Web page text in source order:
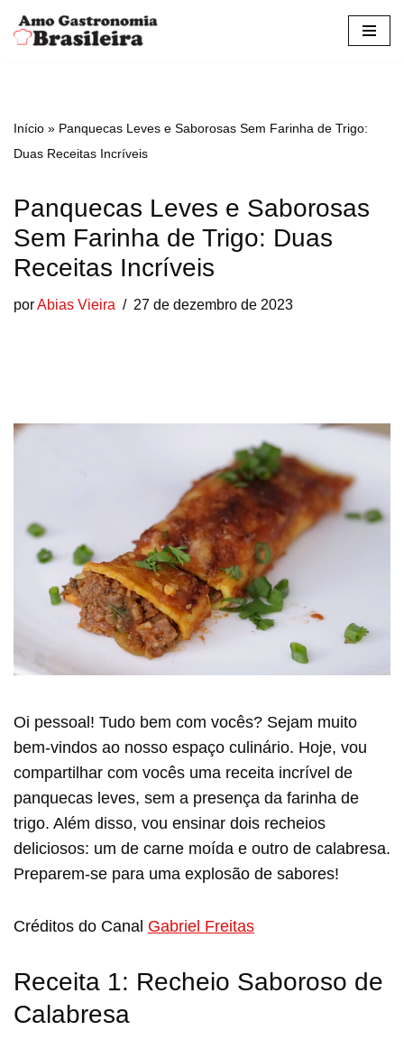
Pular
conteúdo
Início » Panquecas Leves e Saborosas Sem Farinha de Trigo:
Duas Receitas Incríveis
Panquecas Leves e Saborosas
Sem Farinha de Trigo: Duas
Receitas Incríveis
porAbias Vieira 27 de dezembro de 2023
Oi pessoal! Tudo bem com vocês? Sejam muito
bem-vindos ao nosso espaço culinário. Hoje, vou
compartilhar com vocês uma receita incrível de
panquecas leves, sem a presença da farinha de
trigo. Além disso, vou ensinar dois recheios
deliciosos: um de carne moída e outro de calabresa.
Preparem-se para uma explosão de sabores!
Créditos do Canal Gabriel Freitas
Receita 1: Recheio Saboroso de
Calabresa